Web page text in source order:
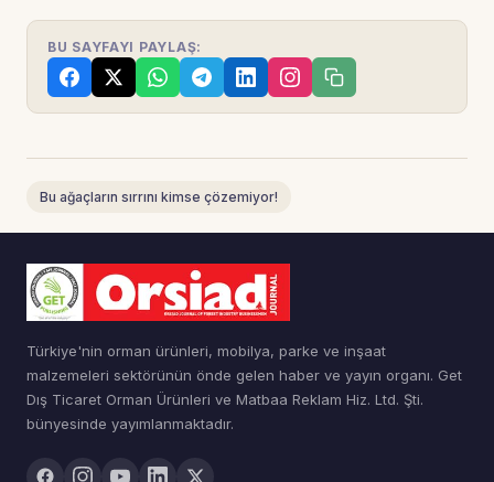
BU SAYFAYI PAYLAŞ:
Bu ağaçların sırrını kimse çözemiyor!
Türkiye'nin orman ürünleri, mobilya, parke ve inşaat
malzemeleri sektörünün önde gelen haber ve yayın organı. Get
Dış Ticaret Orman Ürünleri ve Matbaa Reklam Hiz. Ltd. Şti.
bünyesinde yayımlanmaktadır.